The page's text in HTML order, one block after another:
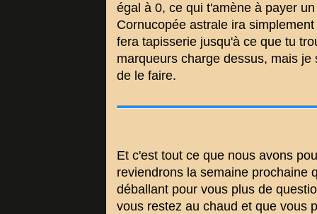
égal à 0, ce qui t'amène à payer
Cornucopée astrale ira
fera tapisserie jusqu'à ce que tu
marqueurs charge dessus, mais
de le faire.
Et c'est tout ce que nous avons
reviendrons la semaine prochaine
déballant pour vous plus de
vous restez au chaud et que vous